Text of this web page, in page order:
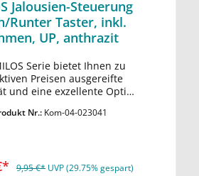
Jalousien-Steuerung
Runter Taster, inkl.
UP, anthrazit
Serie bietet Ihnen zu
Preisen ausgereifte
und eine exzellente Optik
für Längs- und
80x80mm, Einbautiefe
Nr.: Kom-04-023041
9,95 €* UVP (29.75% gespart)
In den Warenkorb